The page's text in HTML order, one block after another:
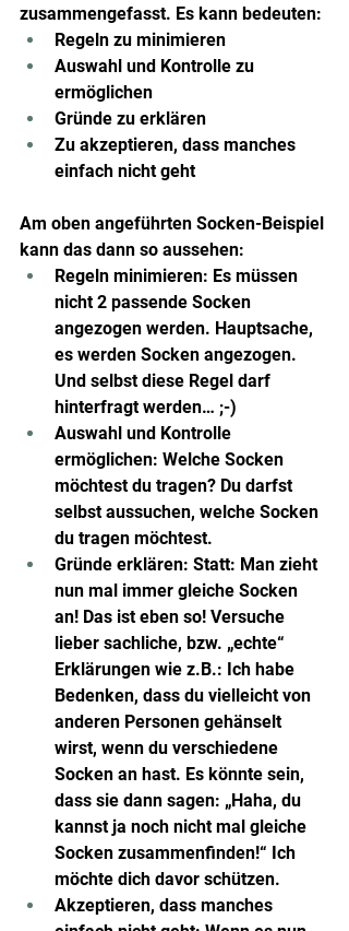
zusammengefasst. Es kann bedeuten:
Regeln zu minimieren
Auswahl und Kontrolle zu
ermöglichen
Gründe zu erklären
Zu akzeptieren, dass manches
einfach nicht geht
Am oben angeführten Socken-Beispiel
kann das dann so aussehen:
Regeln minimieren: Es müssen
nicht 2 passende Socken
angezogen werden. Hauptsache,
es werden Socken angezogen.
Und selbst diese Regel darf
hinterfragt werden… ;-)
Auswahl und Kontrolle
ermöglichen: Welche Socken
möchtest du tragen? Du darfst
selbst aussuchen, welche Socken
du tragen möchtest.
Gründe erklären: Statt: Man zieht
nun mal immer gleiche Socken
an! Das ist eben so! Versuche
lieber sachliche, bzw. „echte“
Erklärungen wie z.B.: Ich habe
Bedenken, dass du vielleicht von
anderen Personen gehänselt
wirst, wenn du verschiedene
Socken an hast. Es könnte sein,
dass sie dann sagen: „Haha, du
kannst ja noch nicht mal gleiche
Socken zusammenfinden!“ Ich
möchte dich davor schützen.
Akzeptieren, dass manches